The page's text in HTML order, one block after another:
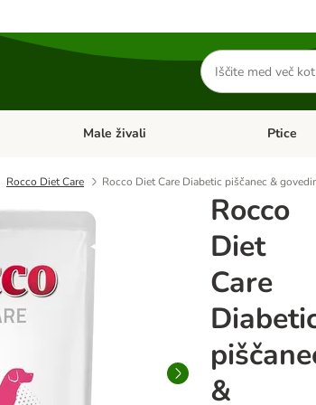
Iskanje
izdelkov
Psi Odprite meni kategorij: Mačke
Male živali Odprite
Ptice
Rocco Diet Care Rocco Diet Care Diabetic piščanec &
Rocco
Diet
Care
&